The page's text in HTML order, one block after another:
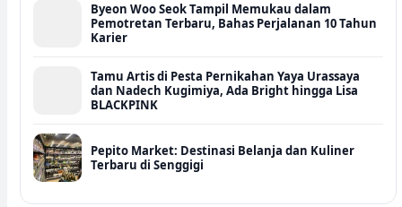
Byeon Woo Seok Tampil Memukau dalam
Pemotretan Terbaru, Bahas Perjalanan 10 Tahun
Karier
Tamu Artis di Pesta Pernikahan Yaya Urassaya
dan Nadech Kugimiya, Ada Bright hingga Lisa
BLACKPINK
Pepito Market: Destinasi Belanja dan Kuliner
Terbaru di Senggigi